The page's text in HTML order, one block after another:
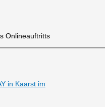
Onlineauftritts
in Kaarst im